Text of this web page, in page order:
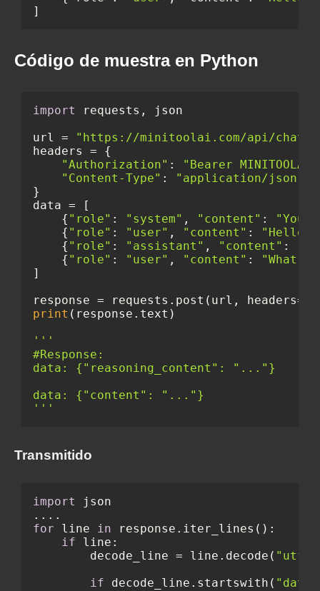
]
Código de muestra en Python
import
requests, json
url =
"https://minitoolai.com/api/
headers = {
"Authorization" :
"Bearer
"Content-Type" :
"application/json"
}
data = [
    {
"role" : "system" , "content" :
"You
    {
"role" : "user" , "content" : "Hello"
    {
"role" : "assistant" , "content" :
    {
"role" : "user" , "content" :
]
response = requests.post(url,
print (response.text)
'''
#Response:
data: {"reasoning_content": "..."}
data: {"content": "..."}
'''
Transmitido
import
json
for line in response.iter_lines():
if line:
        decode_line = line.decode(
"utf-
if decode_line.startswith(